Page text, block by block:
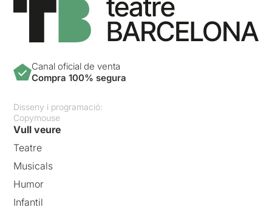
Canal oficial de venta
Compra 100% segura
Disseny i programació:
Copymouse
Vull veure
Teatre
Musicals
Humor
Infantil